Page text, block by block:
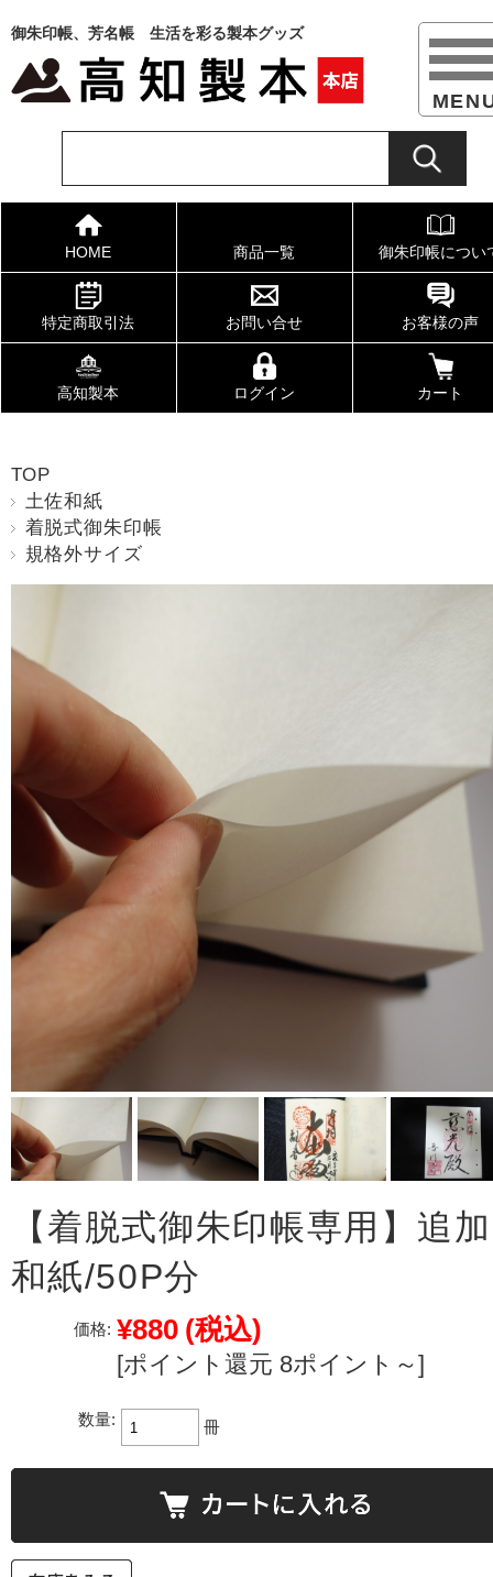
御朱印帳、芳名帳 生活を彩る製本グッズ
HOME 商品一覧 御朱印帳につい
特定商取引法 お問い合せ お客様の声
高知製本 ログイン カート
TOP
土佐和紙
着脱式御朱印帳
規格外サイズ
【着脱式御朱印帳専用】追加
和紙/50P分
価格: ¥880 (税込)
[ポイント還元 8ポイント～]
数量: 冊